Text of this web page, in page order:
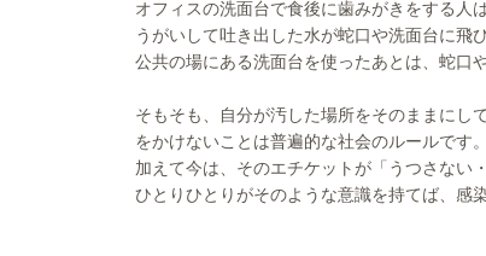
オフィスの洗面台で食後に歯みがきをする人
うがいして吐き出した水が蛇口や洗面台に飛
公共の場にある洗面台を使ったあとは、蛇口
そもそも、自分が汚した場所をそのままにし
をかけないことは普遍的な社会のルールです。
加えて今は、そのエチケットが「うつさない
ひとりひとりがそのような意識を持てば、感